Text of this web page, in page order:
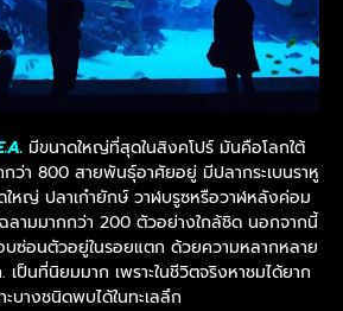
มีขนาดใหญ่ที่สุดในสิงคโปร์ มันคือโลกใต้
ว่า 800 สายพันธุ์อาศัยอยู่ มีปลากระเบนราหู
ใหญ่ ปลาเก๋ายักษ์ วาฬบรูซหรือวาฬหลังค่อม
ลามมากกว่า 200 ตัวอย่างใกล้ชิด นอกจากนี้
ซ่อนตัวอยู่ในรอยแตก ด้วยความหลากหลาย
ป็นที่นิยมมาก เพราะในชีวิตจริงหาชมได้ยาก
ะบางชนิดพบได้ในทะเลลึก